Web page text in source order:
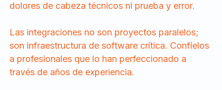
dolores de cabeza técnicos ni prueba y error.
Las integraciones no son proyectos paralelos;
son infraestructura de software crítica. Confíelos
a profesionales que lo han perfeccionado a
través de años de experiencia.